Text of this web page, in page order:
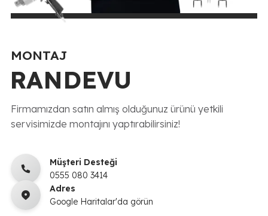
MONTAJ
RANDEVU
Firmamızdan satın almış olduğunuz ürünü yetkili
servisimizde montajını yaptırabilirsiniz!
Müşteri Desteği
0555 080 3414
Adres
Google Haritalar'da görün